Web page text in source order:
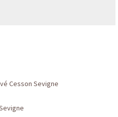
Cesson Sevigne